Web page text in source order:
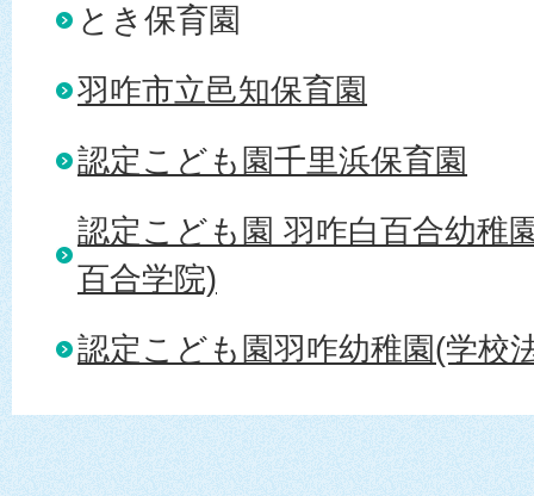
とき保育園
羽咋市立邑知保育園
認定こども園千里浜保育園
認定こども園 羽咋白百合幼稚
百合学院)
認定こども園羽咋幼稚園(学校